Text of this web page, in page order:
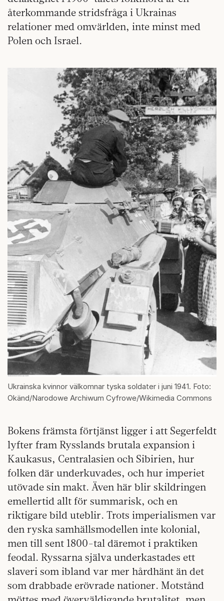
återkommande stridsfråga i Ukrainas
relationer med omvärlden, inte minst med
Polen och Israel.
Ukrainska kvinnor välkomnar tyska soldater i juni 1941. Foto:
Okänd/Narodowe Archiwum Cyfrowe/Wikimedia Commons
Bokens främsta förtjänst ligger i att Segerfeldt
lyfter fram Rysslands brutala expansion i
Kaukasus, Centralasien och Sibirien, hur
folken där underkuvades, och hur imperiet
utövade sin makt. Även här blir skildringen
emellertid allt för summarisk, och en
riktigare bild uteblir. Trots imperialismen var
den ryska samhällsmodellen inte kolonial,
men till sent 1800-tal däremot i praktiken
feodal. Ryssarna själva underkastades ett
slaveri som ibland var mer hårdhänt än det
som drabbade erövrade nationer. Motstånd